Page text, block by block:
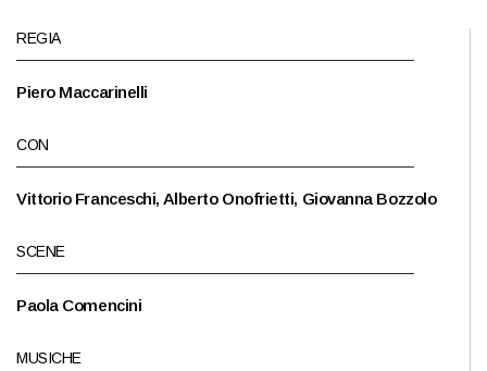
REGIA
Piero Maccarinelli
CON
Vittorio Franceschi, Alberto Onofrietti, Giovanna Bozzolo
SCENE
Paola Comencini
MUSICHE